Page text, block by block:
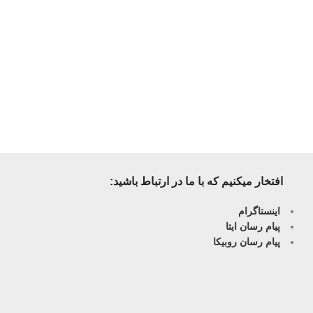
افتخار میکنیم که با ما در ارتباط باشید:
اینستاگرام
پیام رسان ایتا
پیام رسان روبیکا